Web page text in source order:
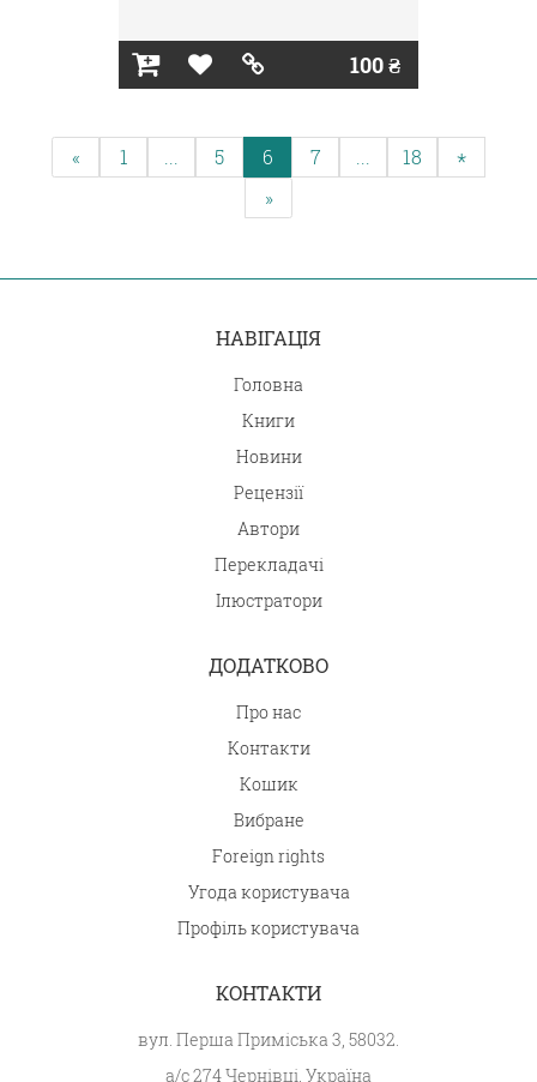
100 ₴
« 1 5 6 7 18 *
»
НАВІГАЦІЯ
Головна
Книги
Новини
Рецензії
Автори
Перекладачі
Ілюстратори
ДОДАТКОВО
Про нас
Контакти
Кошик
Вибране
Foreign rights
Угода користувача
Профіль користувача
КОНТАКТИ
вул. Перша Приміська 3, 58032.
а/с 274 Чернівці, Україна